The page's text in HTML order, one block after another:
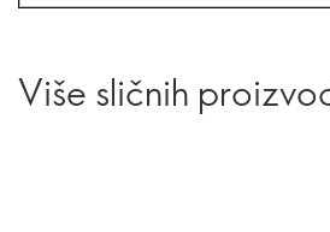
Više sličnih